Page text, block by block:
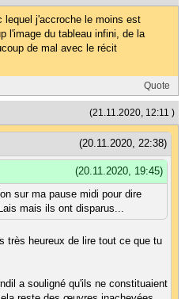
lequel j'accroche le moins est
l'image du tableau infini, de la
de mal avec le récit
Quote
(21.11.2020, 12:11 )
(20.11.2020, 22:38)
(20.11.2020, 19:45)
sur ma pause midi pour dire
mais ils ont disparus...
très heureux de lire tout ce que tu
a souligné qu'ils ne constituaient